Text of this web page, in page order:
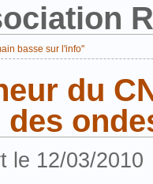
basse sur l'info"
du
des
le 12/03/2010